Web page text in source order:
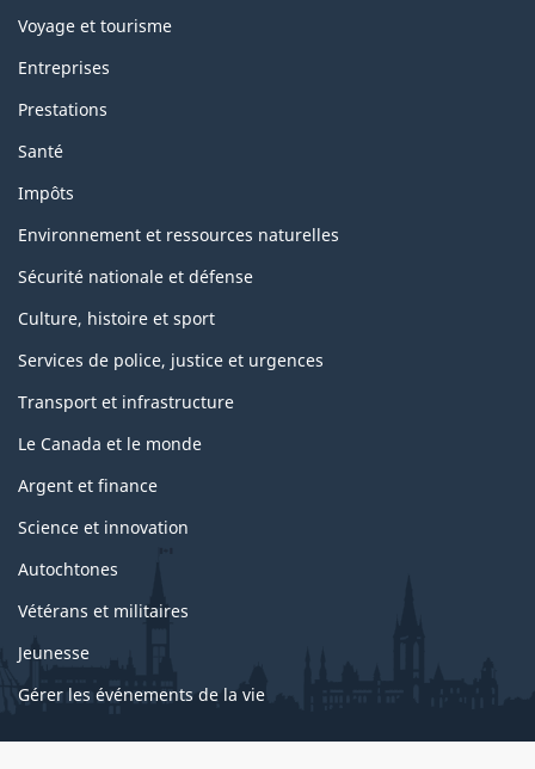
Voyage et tourisme
Entreprises
Prestations
Santé
Impôts
Environnement et ressources naturelles
Sécurité nationale et défense
Culture, histoire et sport
Services de police, justice et urgences
Transport et infrastructure
Le Canada et le monde
Argent et finance
Science et innovation
Autochtones
Vétérans et militaires
Jeunesse
Gérer les événements de la vie